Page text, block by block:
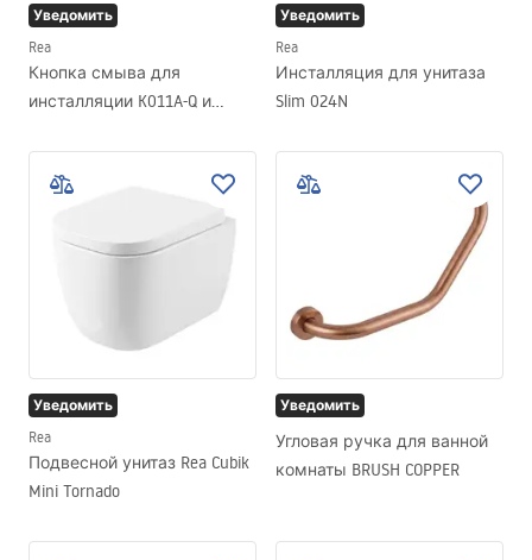
Уведомить
Rea
Кнопка смыва для
инсталляции K011A-Q и
Уведомить
Rea
Инсталляция для унитаза
Slim 024N
Уведомить
Rea
Подвесной унитаз Rea Cubik
Mini Tornado
Уведомить
Угловая ручка для ванной
комнаты BRUSH COPPER